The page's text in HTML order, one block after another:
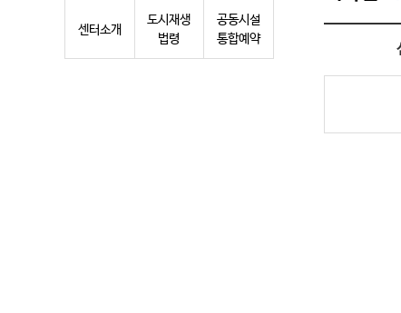
센터소개
도시재생
법령
공동시설
통합예약